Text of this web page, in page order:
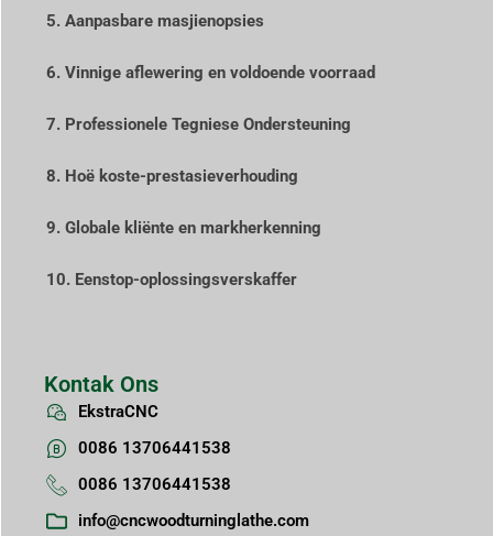
5. Aanpasbare masjienopsies
6. Vinnige aflewering en voldoende voorraad
7. Professionele Tegniese Ondersteuning
8. Hoë koste-prestasieverhouding
9. Globale kliënte en markherkenning
10. Eenstop-oplossingsverskaffer
Kontak Ons
EkstraCNC
0086 13706441538
0086 13706441538
info@cncwoodturninglathe.com